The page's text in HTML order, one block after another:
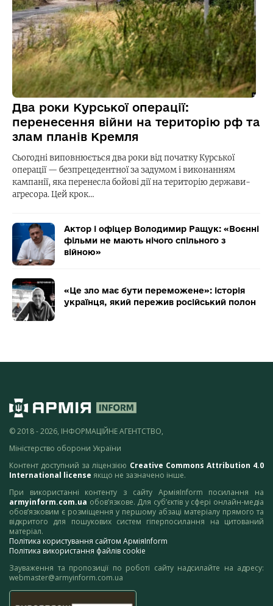
Два роки Курської операції:
перенесення війни на територію рф та
злам планів Кремля
Сьогодні виповнюється два роки від початку Курської
операції — безпрецедентної за задумом і виконанням
кампанії, яка перенесла бойові дії на територію держави-
агресора. Цей крок…
Актор і офіцер Володимир Ращук: «Воєнні
фільми не мають нічого спільного з
війною»
«Це зло має бути переможене»: історія
українця, який пережив російський полон
© 2018 - 2026, ІНФОРМАЦІЙНЕ АГЕНТСТВО,
Міністерство оборони України
Контент доступний за ліцензією Creative Commons Attribution 4.0
International license якщо не зазначено інше.
При використанні контенту з сайту АрміяInform посилання на
armyinform.com.ua обов’язкове. Для суб’єктів у сфері онлайн-медіа
обов’язковим є розміщення у першому абзаці матеріалу прямого та
відкритого для пошукових систем гіперпосилання на цитований
матеріал.
Політика користування сайтом АрміяInform
Політика використання файлів cookie
Зауваження та пропозиції по роботі сайту надсилайте на адресу:
webmaster@armyinform.com.ua